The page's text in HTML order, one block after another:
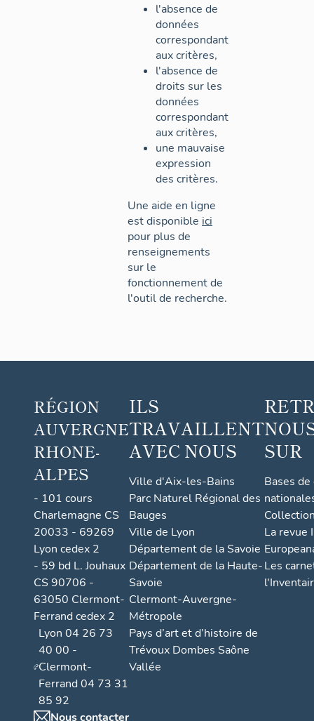
l'absence de
données
correspondant
aux critères,
l'absence de
droits sur les
données
correspondant
aux critères,
une mauvaise
expression
des critères.
Une aide en ligne
est disponible ici
pour plus de
renseignements
sur le
fonctionnement de
l'outil de recherche.
RÉGION
AUVERGNE
RHONE-
ALPES
- 101 cours
Charlemagne CS
20033 - 69269
Lyon cedex 2
- 59 bd L. Jouhaux
CS 90706 -
63050 Clermont-
Ferrand cedex 2
Lyon 04 26 73
40 00 -
Clermont-
Ferrand 04 73 31
85 92
Nous contacter
ILS
TRAVAILLENT
AVEC NOUS
Ville d'Aix-les-Bains
Parc Naturel Régional des
Bauges
Ville de Lyon
Département de la Savoie
Département de la Haute-
Savoie
Clermont-Auvergne-
Métropole
Pays d’art et d’histoire de
Trévoux Dombes Saône
Vallée
SUR
Bases
La revue
Les